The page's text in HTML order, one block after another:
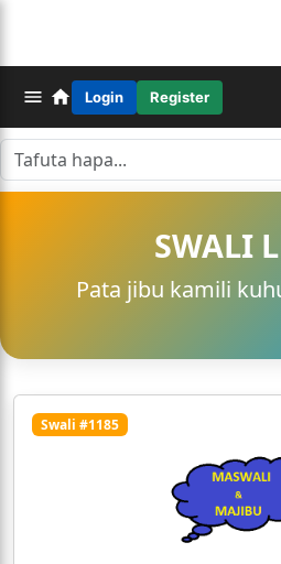
Login Register
SWALI
Pata jibu kamili
Swali #1185